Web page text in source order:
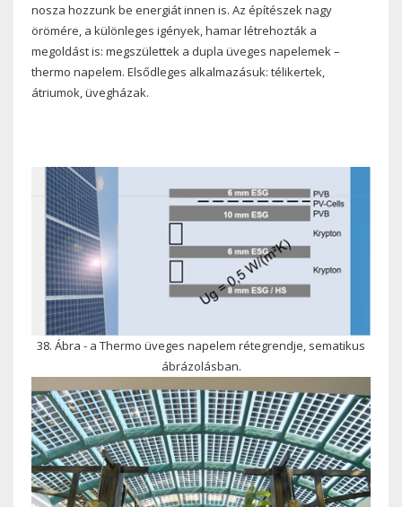
nosza hozzunk be energiát innen is. Az építészek nagy
örömére, a különleges igények, hamar létrehozták a
megoldást is: megszülettek a dupla üveges napelemek –
thermo napelem. Elsődleges alkalmazásuk: télikertek,
átriumok, üvegházak.
38. Ábra - a Thermo üveges napelem rétegrendje, sematikus
ábrázolásban.